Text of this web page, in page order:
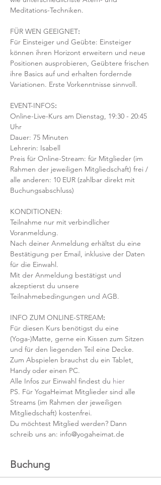
Meditations-Techniken.
FÜR WEN GEEIGNET:
Für Einsteiger und Geübte: Einsteiger
können ihren Horizont erweitern und neue
Positionen ausprobieren, Geübtere frischen
ihre Basics auf und erhalten fordernde
Variationen. Erste Vorkenntnisse sinnvoll.
EVENT-INFOS:
Online-Live-Kurs am Dienstag, 19:30 - 20:45
Uhr
Dauer: 75 Minuten
Lehrerin: Isabell
Preis für Online-Stream: für Mitglieder (im
Rahmen der jeweiligen Mitgliedschaft) frei /
alle anderen: 10 EUR (zahlbar direkt mit
Buchungsabschluss)
KONDITIONEN:
Teilnahme nur mit verbindlicher
Voranmeldung.
Nach deiner Anmeldung erhältst du eine
Bestätigung per Email, inklusive der Daten
für die Einwahl.
Mit der Anmeldung bestätigst und
akzeptierst du unsere
Teilnahmebedingungen und AGB.
INFO ZUM ONLINE-STREAM:
Für diesen Kurs benötigst du eine
(Yoga-)Matte, gerne ein Kissen zum Sitzen
und für den liegenden Teil eine Decke.
Zum Abspielen brauchst du ein Tablet,
Handy oder einen PC.
Alle Infos zur Einwahl findest du hier
PS. Für YogaHeimat Mitglieder sind alle
Streams (im Rahmen der jeweiligen
Mitgliedschaft) kostenfrei.
Du möchtest Mitglied werden? Dann
schreib uns an: info@yogaheimat.de
Buchung